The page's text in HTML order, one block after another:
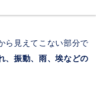
ら見えてこない部分で
、振動、雨、埃などの